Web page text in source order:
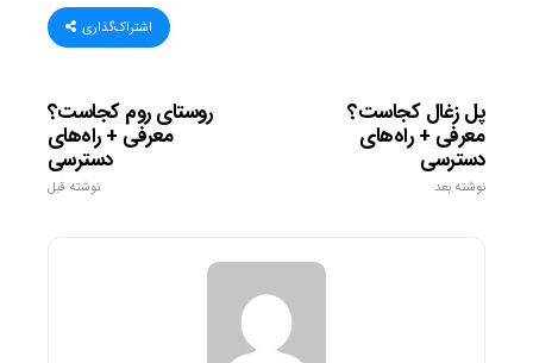
اشتراک‌گذاری
روستای روم کجاست؟
معرفی + راه‌های
دسترسی
نوشته قبل
پل زغال کجاست؟
معرفی + راه‌های
دسترسی
نوشته بعد